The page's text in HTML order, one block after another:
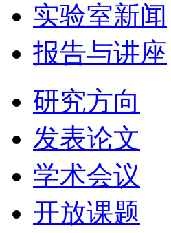
实验室新闻
报告与讲座
研究方向
发表论文
学术会议
开放课题